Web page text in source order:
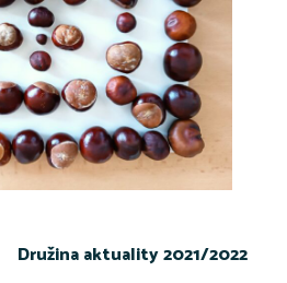
Družina aktuality 2021/2022